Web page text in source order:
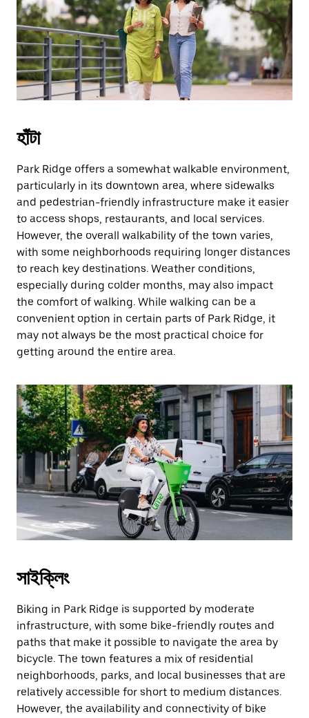
escape
button
to
close
the
calendar.
হাঁটা
Park Ridge offers a somewhat walkable environment,
particularly in its downtown area, where sidewalks
and pedestrian-friendly infrastructure make it easier
to access shops, restaurants, and local services.
However, the overall walkability of the town varies,
with some neighborhoods requiring longer distances
to reach key destinations. Weather conditions,
especially during colder months, may also impact
the comfort of walking. While walking can be a
convenient option in certain parts of Park Ridge, it
may not always be the most practical choice for
getting around the entire area.
সাইক্লিং
Biking in Park Ridge is supported by moderate
infrastructure, with some bike-friendly routes and
paths that make it possible to navigate the area by
bicycle. The town features a mix of residential
neighborhoods, parks, and local businesses that are
relatively accessible for short to medium distances.
However, the availability and connectivity of bike